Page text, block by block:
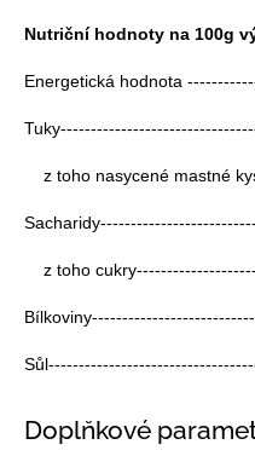
Nutriční hodnoty na 100g
Energetická hodnota
z toho nasycené mastné
z toho
Doplňkové